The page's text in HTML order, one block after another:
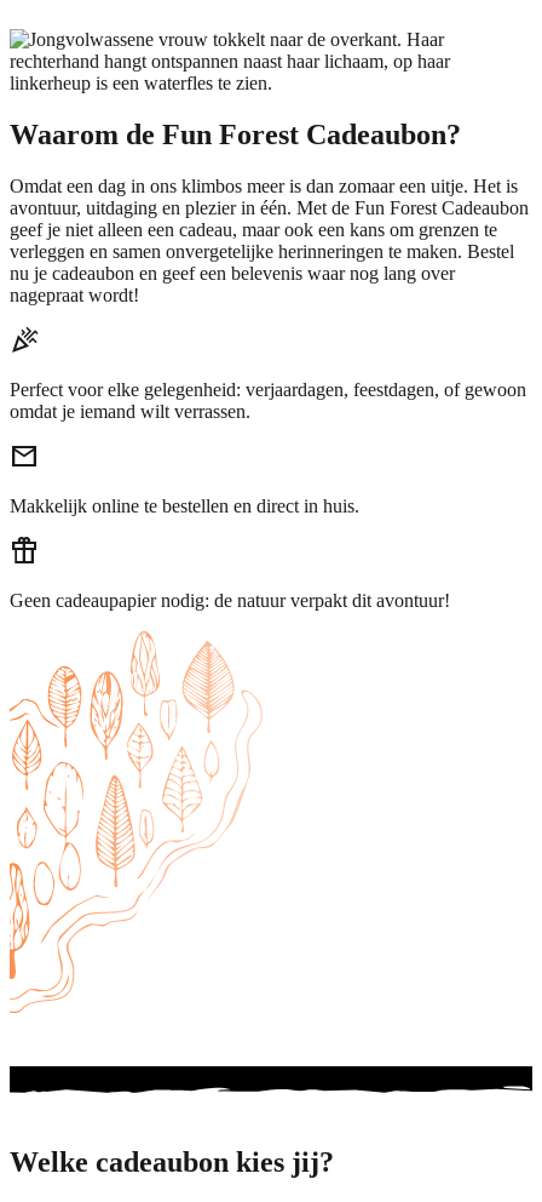
Waarom de Fun Forest Cadeaubon?
Omdat een dag in ons klimbos meer is dan zomaar een uitje. Het is
avontuur, uitdaging en plezier in één. Met de Fun Forest Cadeaubon
geef je niet alleen een cadeau, maar ook een kans om grenzen te
verleggen en samen onvergetelijke herinneringen te maken. Bestel
nu je cadeaubon en geef een belevenis waar nog lang over
nagepraat wordt!
celebration
Perfect voor elke gelegenheid: verjaardagen, feestdagen, of gewoon
omdat je iemand wilt verrassen.
email
Makkelijk online te bestellen en direct in huis.
featured_seasonal_and_gifts
Geen cadeaupapier nodig: de natuur verpakt dit avontuur!
Welke cadeaubon kies jij?